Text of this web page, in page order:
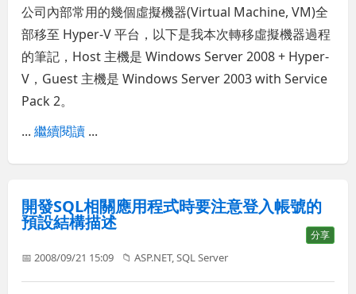
公司內部常用的幾個虛擬機器(Virtual Machine, VM)全
部移至 Hyper-V 平台，以下是我本次轉移虛擬機器過程
的筆記，Host 主機是 Windows Server 2008 + Hyper-
V，Guest 主機是 Windows Server 2003 with Service
Pack 2。
...繼續閱讀 ...
開發SQL相關應用程式時要注意登入帳號的
預設結構描述
分享
📅 2008/09/21 15:09 📁ASP.NET,SQL Server